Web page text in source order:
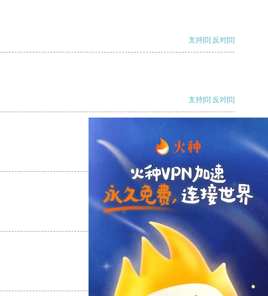
支持[0] 反对[0]
支持[0] 反对[0]
反对
反对[0]